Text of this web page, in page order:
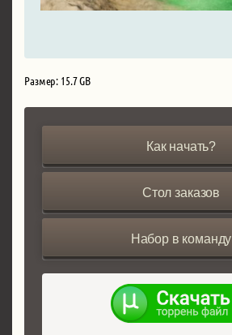
Размер: 15.7 GB
Как начать?
Стол заказов
Набор в команду